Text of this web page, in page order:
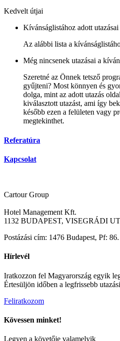
Kedvelt útjai
Kívánságlistához adott utazásai
Az alábbi lista a
Még nincsenek utazásai a
Szeretné az Önnek tetsző
gyűjteni? Most könnyen és
dolga, mint az adott utazás
kiválasztott utazást, ami így
később ezen a felületen vagy
megtekinthet.
Referatúra
Kapcsolat
Cartour Group
Hotel Management Kft.
1132 BUDAPEST, VISEGRÁDI
Postázási cím: 1476 Budapest, Pf: 86.
Hírlevél
Iratkozzon fel Magyarország egyik
Értesüljön időben a legfrissebb
Feliratkozom
Kövessen minket!
Legyen a követője valamelyik